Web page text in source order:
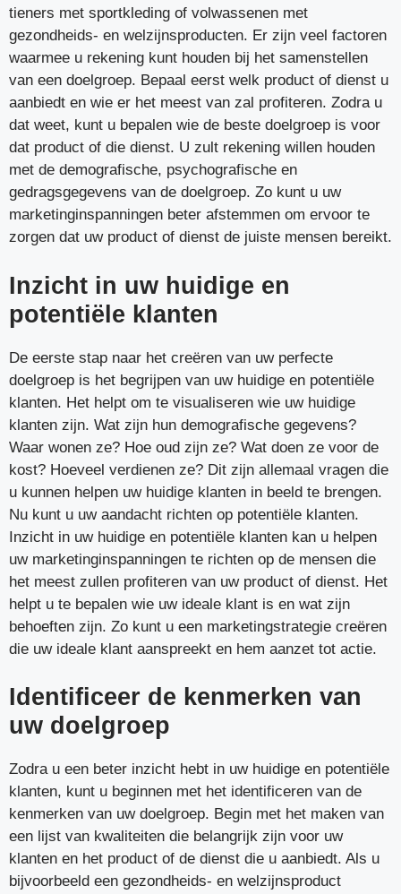
tieners met sportkleding of volwassenen met
gezondheids- en welzijnsproducten. Er zijn veel factoren
waarmee u rekening kunt houden bij het samenstellen
van een doelgroep. Bepaal eerst welk product of dienst u
aanbiedt en wie er het meest van zal profiteren. Zodra u
dat weet, kunt u bepalen wie de beste doelgroep is voor
dat product of die dienst. U zult rekening willen houden
met de demografische, psychografische en
gedragsgegevens van de doelgroep. Zo kunt u uw
marketinginspanningen beter afstemmen om ervoor te
zorgen dat uw product of dienst de juiste mensen bereikt.
Inzicht in uw huidige en
potentiële klanten
De eerste stap naar het creëren van uw perfecte
doelgroep is het begrijpen van uw huidige en potentiële
klanten. Het helpt om te visualiseren wie uw huidige
klanten zijn. Wat zijn hun demografische gegevens?
Waar wonen ze? Hoe oud zijn ze? Wat doen ze voor de
kost? Hoeveel verdienen ze? Dit zijn allemaal vragen die
u kunnen helpen uw huidige klanten in beeld te brengen.
Nu kunt u uw aandacht richten op potentiële klanten.
Inzicht in uw huidige en potentiële klanten kan u helpen
uw marketinginspanningen te richten op de mensen die
het meest zullen profiteren van uw product of dienst. Het
helpt u te bepalen wie uw ideale klant is en wat zijn
behoeften zijn. Zo kunt u een marketingstrategie creëren
die uw ideale klant aanspreekt en hem aanzet tot actie.
Identificeer de kenmerken van
uw doelgroep
Zodra u een beter inzicht hebt in uw huidige en potentiële
klanten, kunt u beginnen met het identificeren van de
kenmerken van uw doelgroep. Begin met het maken van
een lijst van kwaliteiten die belangrijk zijn voor uw
klanten en het product of de dienst die u aanbiedt. Als u
bijvoorbeeld een gezondheids- en welzijnsproduct